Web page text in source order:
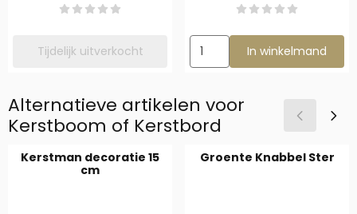
Tijdelijk uitverkocht
Aantal kiezen voor Kerst
In winkelmand
Alternatieve artikelen voor
Kerstboom of Kerstbord
Kerstman decoratie 15
cm
Groente Knabbel Ster